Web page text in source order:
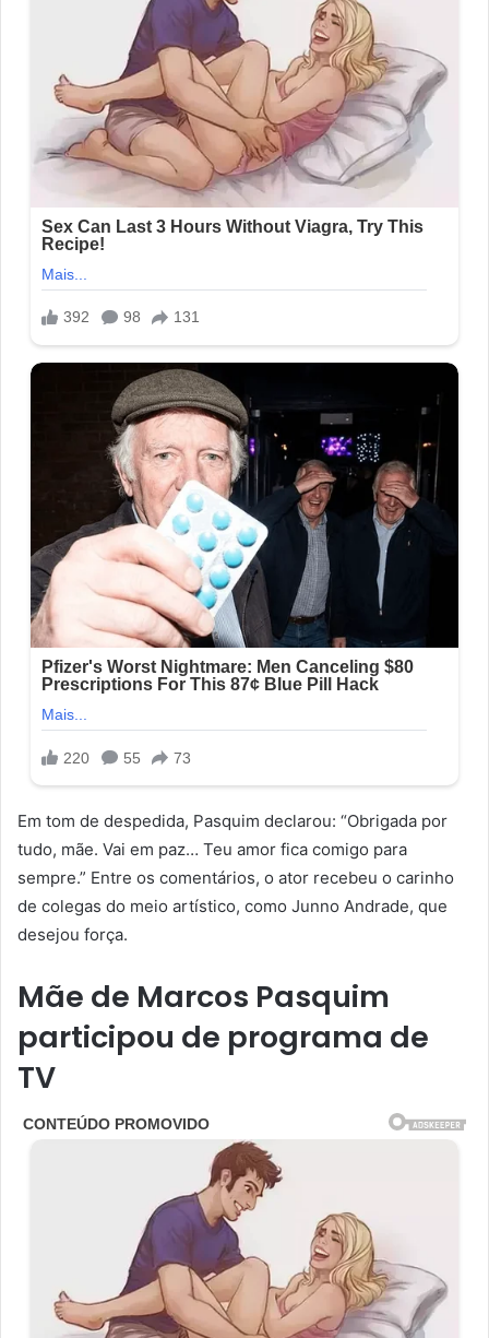
Em tom de despedida, Pasquim declarou: “Obrigada por
tudo, mãe. Vai em paz… Teu amor fica comigo para
sempre.” Entre os comentários, o ator recebeu o carinho
de colegas do meio artístico, como Junno Andrade, que
desejou força.
Mãe de Marcos Pasquim
participou de programa de
TV